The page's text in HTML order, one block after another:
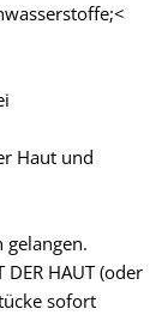
Haut und
DER HAUT (oder
sofort